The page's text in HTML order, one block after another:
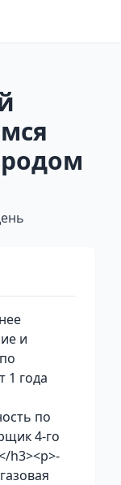
и
1 года
по
4-го
h3><p>-